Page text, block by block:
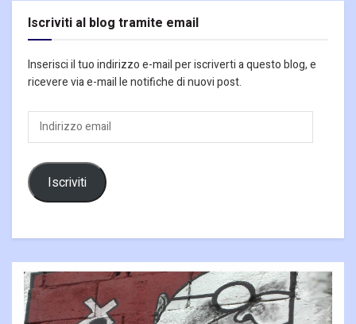
Iscriviti al blog tramite email
Inserisci il tuo indirizzo e-mail per iscriverti a questo blog, e
ricevere via e-mail le notifiche di nuovi post.
Indirizzo
email
Iscriviti